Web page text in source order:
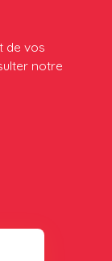
de vos
notre